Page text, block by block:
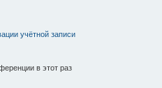
учётной записи
в этот раз